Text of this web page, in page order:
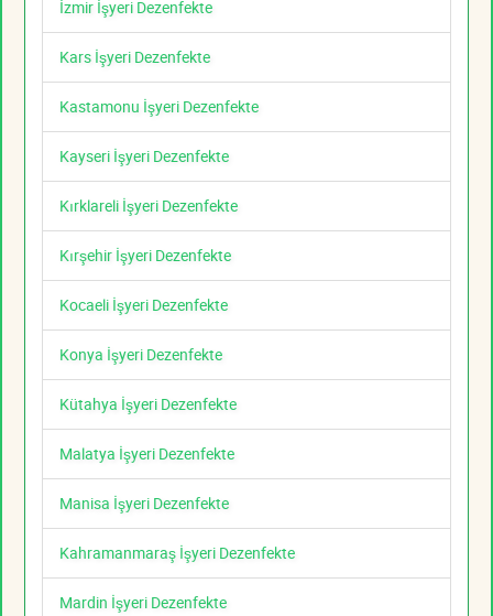
İzmir İşyeri Dezenfekte
Kars İşyeri Dezenfekte
Kastamonu İşyeri Dezenfekte
Kayseri İşyeri Dezenfekte
Kırklareli İşyeri Dezenfekte
Kırşehir İşyeri Dezenfekte
Kocaeli İşyeri Dezenfekte
Konya İşyeri Dezenfekte
Kütahya İşyeri Dezenfekte
Malatya İşyeri Dezenfekte
Manisa İşyeri Dezenfekte
Kahramanmaraş İşyeri Dezenfekte
Mardin İşyeri Dezenfekte